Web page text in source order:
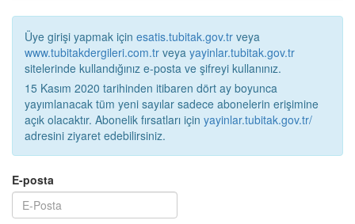
Üye girişi yapmak için esatis.tubitak.gov.tr veya
www.tubitakdergileri.com.tr veya yayinlar.tubitak.gov.tr
sitelerinde kullandığınız e-posta ve şifreyi kullanınız.
15 Kasım 2020 tarihinden itibaren dört ay boyunca
yayımlanacak tüm yeni sayılar sadece abonelerin erişimine
açık olacaktır. Abonelik fırsatları için yayinlar.tubitak.gov.tr/
adresini ziyaret edebilirsiniz.
E-posta